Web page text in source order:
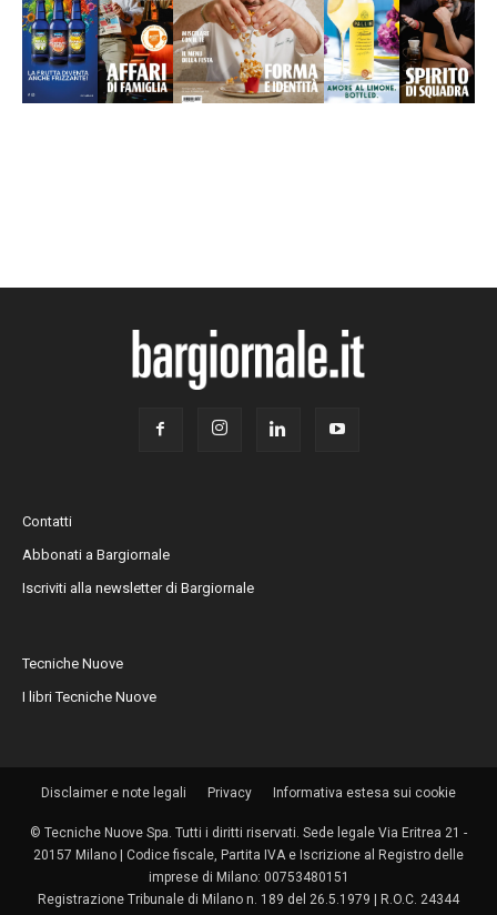
Contatti
Abbonati a Bargiornale
Iscriviti alla newsletter di Bargiornale
Tecniche Nuove
I libri Tecniche Nuove
Disclaimer e note legali Privacy Informativa estesa sui cookie
© Tecniche Nuove Spa. Tutti i diritti riservati. Sede legale Via Eritrea 21 -
20157 Milano | Codice fiscale, Partita IVA e Iscrizione al Registro delle
imprese di Milano: 00753480151
Registrazione Tribunale di Milano n. 189 del 26.5.1979 | R.O.C. 24344